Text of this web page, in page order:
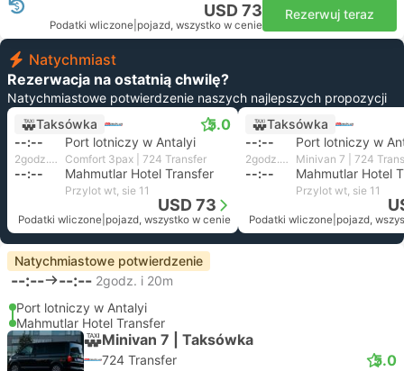
USD 73
Podatki wliczone pojazd, wszystko w cenie
Rezerwuj teraz
Natychmiast
Rezerwacja na ostatnią chwilę?
Natychmiastowe potwierdzenie naszych najlepszych propozycji
Taksówka
5.0
--:-- Port lotniczy w Antalyi
2godz. i 20m Comfort 3pax | 724 Transfer
--:-- Mahmutlar Hotel Transfer
Przylot wt, sie 11
USD 73
Podatki wliczone pojazd, wszystko w cenie
Taksówka
--:--
Port lotniczy w
2godz. i 20m Minivan 7 | 724
--:-- Mahmutlar Hotel
Przylot wt, sie 11
Podatki wliczone pojazd,
Natychmiastowe potwierdzenie
--:-- --:-- 2godz. i 20m
Port lotniczy w Antalyi
Mahmutlar Hotel Transfer
Minivan 7 | Taksówka
724 Transfer 5.0